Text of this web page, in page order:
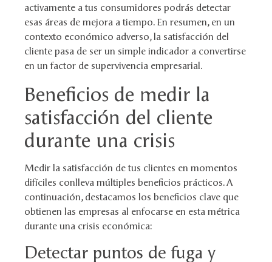
activamente a tus consumidores podrás detectar
esas áreas de mejora a tiempo. En resumen, en un
contexto económico adverso, la satisfacción del
cliente pasa de ser un simple indicador a convertirse
en un factor de supervivencia empresarial.
Beneficios de medir la
satisfacción del cliente
durante una crisis
Medir la satisfacción de tus clientes en momentos
difíciles conlleva múltiples beneficios prácticos. A
continuación, destacamos los beneficios clave que
obtienen las empresas al enfocarse en esta métrica
durante una crisis económica:
Detectar puntos de fuga y